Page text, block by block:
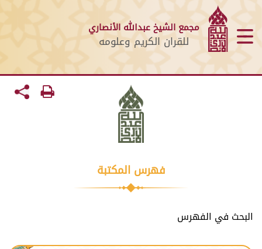
مجمع الشيخ عبدالله الأنصاري
للقران الكريم وعلومه
فهرس المكتبة
البحث في الفهرس